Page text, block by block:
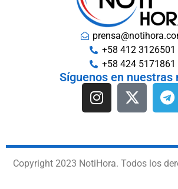
+58 412 3126501
+58 424 5171861
Síguenos en nuestras
Copyright 2023 NotiHora. Todos los